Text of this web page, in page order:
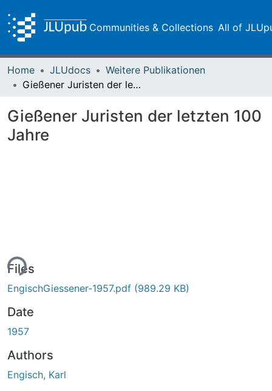
Communities & Collections All of
Home JLUdocs
Weitere Publikationen
Gießener Juristen der letzten 100 Jahre
Gießener Juristen der letzten 100
Jahre
Files
EngischGiessener-1957.pdf (989.29 KB)
Date
1957
Authors
Engisch, Karl